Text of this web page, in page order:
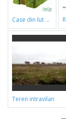
case din lut si paie
teren intravilan